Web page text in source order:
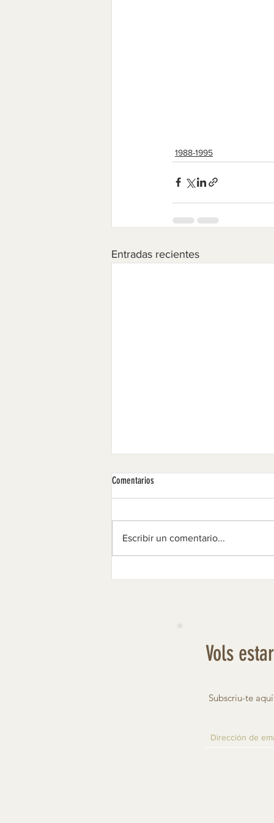
1988-1995
Entradas recientes
NENS A LA PLATJA 1995
Comentarios
Escribir un comentario...
Vols
Subscriu-te